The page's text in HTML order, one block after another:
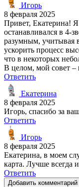
Игорь
8 февраля 2025
Привет, Екатерина! Я
останавливался в 4-
разумным, учитывая
ускорить процесс
что в некоторых
В целом, мой совет –
Ответить
Екатерина
8 февраля 2025
Игорь, спасибо за
Ответить
Игорь
8 февраля 2025
Екатерина, в моем
карта. Лучше всегда
Ответить
Добавить комментарий